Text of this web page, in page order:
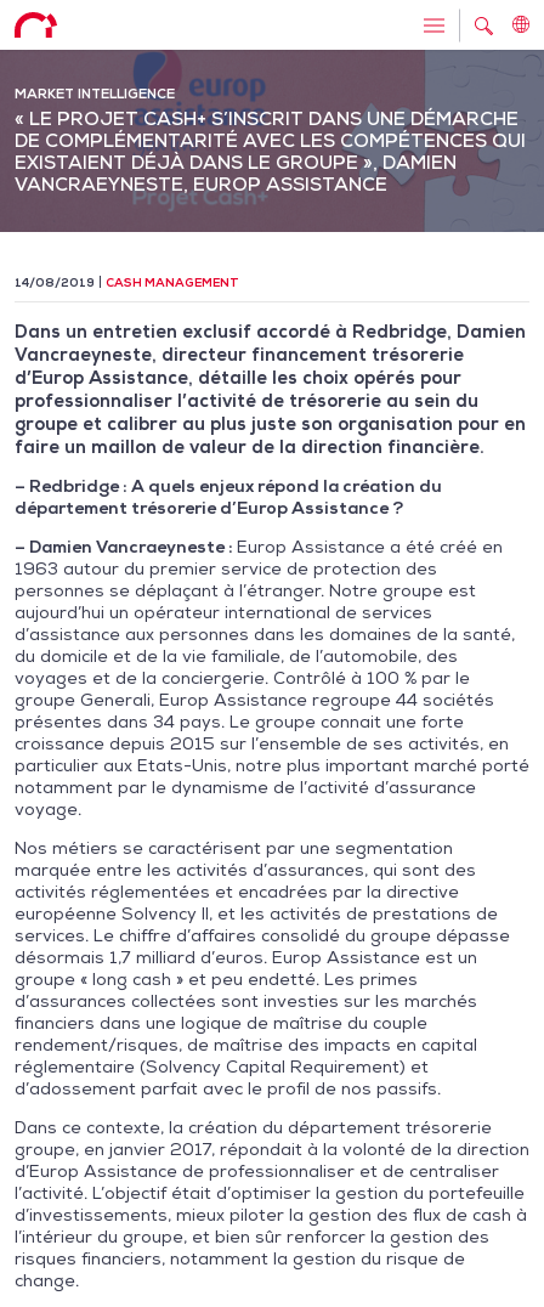
MARKET INTELLIGENCE
« LE PROJET CASH+ S’INSCRIT DANS UNE DÉMARCHE
DE COMPLÉMENTARITÉ AVEC LES COMPÉTENCES QUI
EXISTAIENT DÉJÀ DANS LE GROUPE », DAMIEN
VANCRAEYNESTE, EUROP ASSISTANCE
14/08/2019 CASH MANAGEMENT
Dans un entretien exclusif accordé à Redbridge, Damien
Vancraeyneste, directeur financement trésorerie
d’Europ Assistance, détaille les choix opérés pour
professionnaliser l’activité de trésorerie au sein du
groupe et calibrer au plus juste son organisation pour en
faire un maillon de valeur de la direction financière.
– Redbridge : A quels enjeux répond la création du
département trésorerie d’Europ Assistance ?
– Damien Vancraeyneste : Europ Assistance a été créé en
1963 autour du premier service de protection des
personnes se déplaçant à l’étranger. Notre groupe est
aujourd’hui un opérateur international de services
d’assistance aux personnes dans les domaines de la santé,
du domicile et de la vie familiale, de l’automobile, des
voyages et de la conciergerie. Contrôlé à 100 % par le
groupe Generali, Europ Assistance regroupe 44 sociétés
présentes dans 34 pays. Le groupe connait une forte
croissance depuis 2015 sur l’ensemble de ses activités, en
particulier aux Etats-Unis, notre plus important marché porté
notamment par le dynamisme de l’activité d’assurance
voyage.
Nos métiers se caractérisent par une segmentation
marquée entre les activités d’assurances, qui sont des
activités réglementées et encadrées par la directive
européenne Solvency II, et les activités de prestations de
services. Le chiffre d’affaires consolidé du groupe dépasse
désormais 1,7 milliard d’euros. Europ Assistance est un
groupe « long cash » et peu endetté. Les primes
d’assurances collectées sont investies sur les marchés
financiers dans une logique de maîtrise du couple
rendement/risques, de maîtrise des impacts en capital
réglementaire (Solvency Capital Requirement) et
d’adossement parfait avec le profil de nos passifs.
Dans ce contexte, la création du département trésorerie
groupe, en janvier 2017, répondait à la volonté de la direction
d’Europ Assistance de professionnaliser et de centraliser
l’activité. L’objectif était d’optimiser la gestion du portefeuille
d’investissements, mieux piloter la gestion des flux de cash à
l’intérieur du groupe, et bien sûr renforcer la gestion des
risques financiers, notamment la gestion du risque de
change.